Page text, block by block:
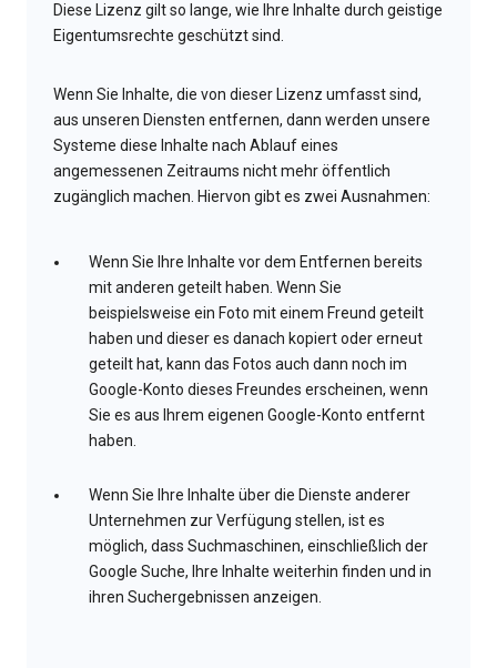
Diese Lizenz gilt so lange, wie Ihre Inhalte durch geistige
Eigentumsrechte geschützt sind.
Wenn Sie Inhalte, die von dieser Lizenz umfasst sind,
aus unseren Diensten entfernen, dann werden unsere
Systeme diese Inhalte nach Ablauf eines
angemessenen Zeitraums nicht mehr öffentlich
zugänglich machen. Hiervon gibt es zwei Ausnahmen:
Wenn Sie Ihre Inhalte vor dem Entfernen bereits
mit anderen geteilt haben. Wenn Sie
beispielsweise ein Foto mit einem Freund geteilt
haben und dieser es danach kopiert oder erneut
geteilt hat, kann das Fotos auch dann noch im
Google-Konto dieses Freundes erscheinen, wenn
Sie es aus Ihrem eigenen Google-Konto entfernt
haben.
Wenn Sie Ihre Inhalte über die Dienste anderer
Unternehmen zur Verfügung stellen, ist es
möglich, dass Suchmaschinen, einschließlich der
Google Suche, Ihre Inhalte weiterhin finden und in
ihren Suchergebnissen anzeigen.